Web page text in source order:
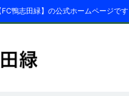
鴨志田緑】の公式ホームページです